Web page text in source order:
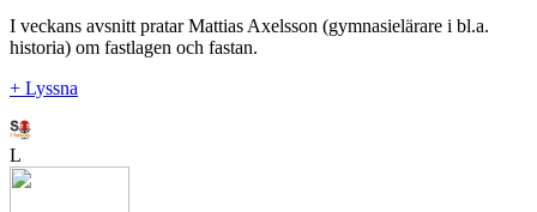
I veckans avsnitt pratar Mattias Axelsson (gymnasielärare i bl.a.
historia) om fastlagen och fastan.
+ Lyssna
L